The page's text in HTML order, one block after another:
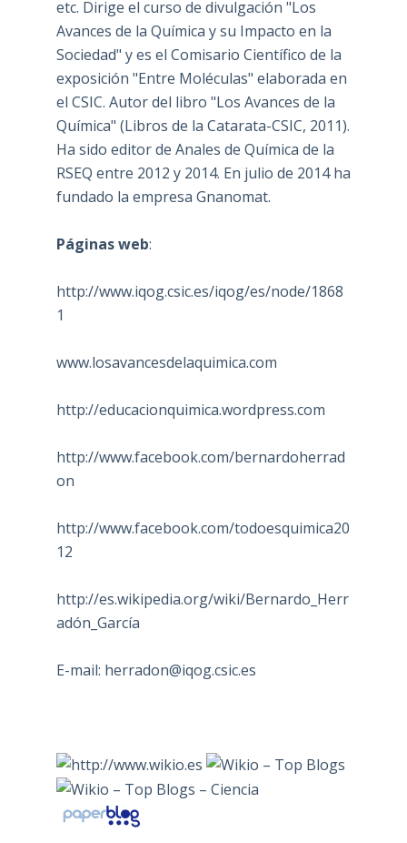
etc. Dirige el curso de divulgación "Los
Avances de la Química y su Impacto en la
Sociedad" y es el Comisario Científico de la
exposición "Entre Moléculas" elaborada en
el CSIC. Autor del libro "Los Avances de la
Química" (Libros de la Catarata-CSIC, 2011).
Ha sido editor de Anales de Química de la
RSEQ entre 2012 y 2014. En julio de 2014 ha
fundado la empresa Gnanomat.
Páginas web:
http://www.iqog.csic.es/iqog/es/node/1868
1
www.losavancesdelaquimica.com
http://educacionquimica.wordpress.com
http://www.facebook.com/bernardoherrad
on
http://www.facebook.com/todoesquimica20
12
http://es.wikipedia.org/wiki/Bernardo_Herr
adón_García
E-mail: herradon@iqog.csic.es